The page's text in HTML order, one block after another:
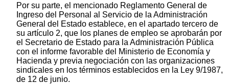
Por su parte, el mencionado Reglamento General de
Ingreso del Personal al Servicio de la Administración
General del Estado establece, en el apartado tercero de
su artículo 2, que los planes de empleo se aprobarán por
el Secretario de Estado para la Administración Pública
con el informe favorable del Ministerio de Economía y
Hacienda y previa negociación con las organizaciones
sindicales en los términos establecidos en la Ley 9/1987,
de 12 de junio.